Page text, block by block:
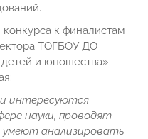
к финалистам
ТОГБОУ ДО
детей и юношества»
интересуются
науки, проводят
умеют анализировать